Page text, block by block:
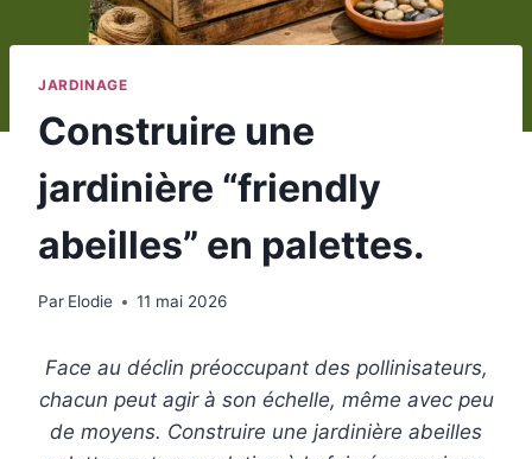
JARDINAGE
Construire une
jardinière “friendly
abeilles” en palettes.
Par Elodie 11 mai 2026
Face au déclin préoccupant des pollinisateurs,
chacun peut agir à son échelle, même avec peu
de moyens. Construire une jardinière abeilles